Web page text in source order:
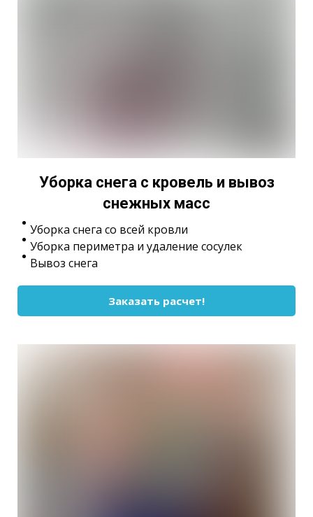
Уборка снега с кровель и вывоз
снежных масс
Уборка снега со всей кровли
Уборка периметра и удаление сосулек
Вывоз снега
Заказать расчет!